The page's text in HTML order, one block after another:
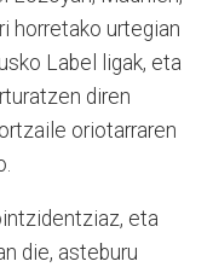
horretako urtegian
Label ligak, eta
diren
oriotarraren
eta
die, asteburu